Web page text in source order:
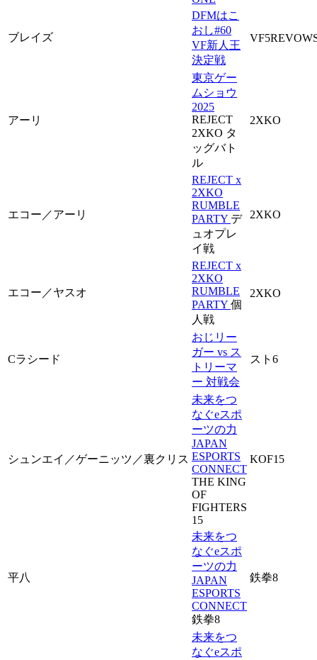
ブレイズ
DFMはこ
おし#60
VF新人王
決定戦
アーリ
東京ゲー
ムショウ
2025
REJECT
2XKO タ
ッグバト
ル
2XKO
エコー／アーリ
REJECT x
2XKO
RUMBLE
PARTY デ
ュオプレ
イ戦
2XKO
エコー／ヤスオ
REJECT x
2XKO
RUMBLE
PARTY 個
人戦
2XKO
Cラシード
おじリー
ガー vs ス
トリーマ
ー 対戦会
スト6
シュンエイ／ゲーニッツ／裏クリス
未来をつ
なぐeスポ
ーツの力
JAPAN
ESPORTS
CONNECT
THE KING
OF
FIGHTERS
15
KOF15
平八
未来をつ
なぐeスポ
ーツの力
JAPAN
ESPORTS
CONNECT
鉄拳8
鉄拳8
未来をつ
なぐeスポ